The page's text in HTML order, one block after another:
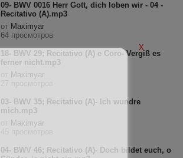
09- BWV 0016 Herr Gott, dich loben wir - 04 -
Recitativo (A).mp3
от Maximyar
64 просмотров
18- BWV 29; Recitativo (A) e Coro- Vergiß es
ferner nicht.mp3
Maximyar
03- BWV 35; Recitativo (A)- Ich wundre
mich.mp3
Maximyar
04- BWV 46; Recitativo (A)- Doch bildet euch, o
X